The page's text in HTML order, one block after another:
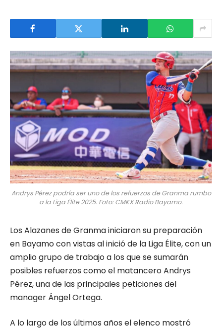
Andrys Pérez podría ser uno de los refuerzos de Granma rumbo
a la Liga Élite 2025. Foto: CMKX Radio Bayamo.
Los Alazanes de Granma iniciaron su preparación
en Bayamo con vistas al inició de la Liga Élite, con un
amplio grupo de trabajo a los que se sumarán
posibles refuerzos como el matancero Andrys
Pérez, una de las principales peticiones del
manager Ángel Ortega.
A lo largo de los últimos años el elenco mostró